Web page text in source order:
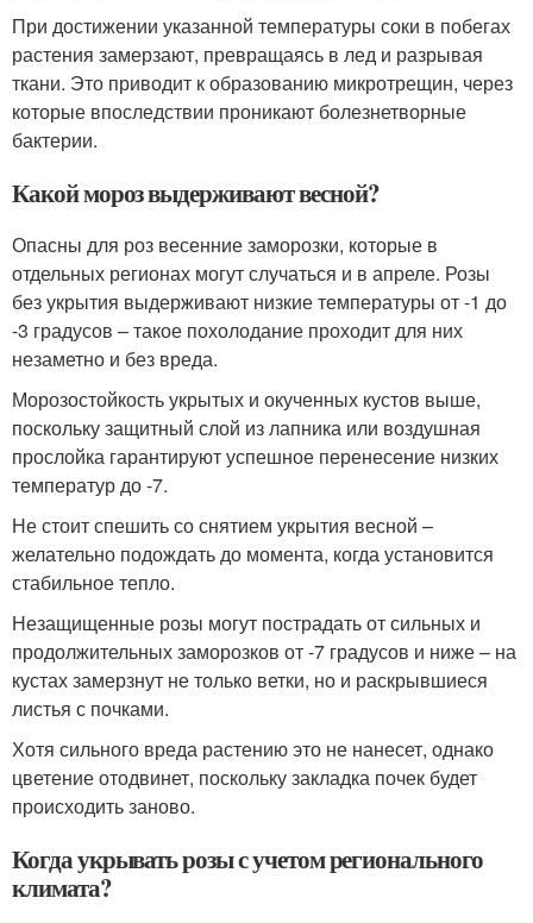
При достижении указанной температуры соки в побегах
растения замерзают, превращаясь в лед и разрывая
ткани. Это приводит к образованию микротрещин, через
которые впоследствии проникают болезнетворные
бактерии.
Какой мороз выдерживают весной?
Опасны для роз весенние заморозки, которые в
отдельных регионах могут случаться и в апреле. Розы
без укрытия выдерживают низкие температуры от -1 до
-3 градусов – такое похолодание проходит для них
незаметно и без вреда.
Морозостойкость укрытых и окученных кустов выше,
поскольку защитный слой из лапника или воздушная
прослойка гарантируют успешное перенесение низких
температур до -7.
Не стоит спешить со снятием укрытия весной –
желательно подождать до момента, когда установится
стабильное тепло.
Незащищенные розы могут пострадать от сильных и
продолжительных заморозков от -7 градусов и ниже – на
кустах замерзнут не только ветки, но и раскрывшиеся
листья с почками.
Хотя сильного вреда растению это не нанесет, однако
цветение отодвинет, поскольку закладка почек будет
происходить заново.
Когда укрывать розы с учетом регионального
климата?